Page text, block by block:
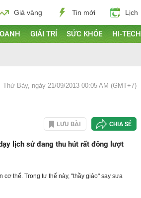
Giá vàng Tin mới Lịch
GIẢI TRÍ SỨC KHỎE HI-TECH
Thứ Bảy, ngày 21/09/2013 00:05 AM (GMT+7)
LƯU BÀI CHIA SẺ
lịch sử đang thu hút rất đông lượt
cơ thể. Trong tư thế này, "thầy giáo" say sưa